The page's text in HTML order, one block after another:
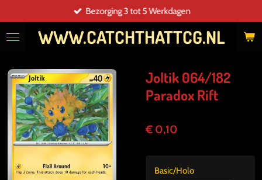
direct
naar
WWW.CATCHTHATTCG.NL
Bezorging 3 tot 5 Werkdagen
Joltik 064/182
Paradox Rift
€ 0,10
Basic/Holo